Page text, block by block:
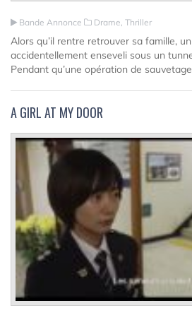
Bande Annonce Drame, Thriller
Alors qu’il rentre retrouver sa famille,
accidentellement enseveli sous un
Pendant qu’une opération de
A GIRL AT MY DOOR